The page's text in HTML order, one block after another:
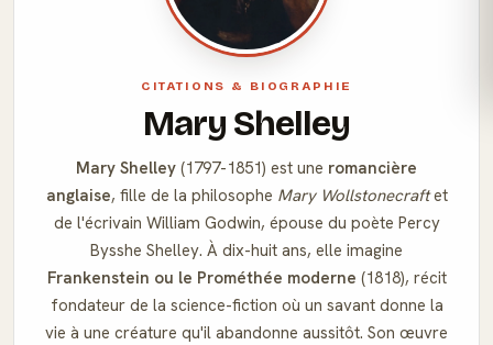
CITATIONS & BIOGRAPHIE
Mary Shelley
Mary Shelley (1797-1851) est une romancière
anglaise, fille de la philosophe Mary Wollstonecraftet
de l'écrivain William Godwin, épouse du poète Percy
Bysshe Shelley. À dix-huit ans, elle imagine
Frankenstein ou le Prométhée moderne (1818), récit
fondateur de la science-fiction où un savant donne la
vie à une créature qu'il abandonne aussitôt. Son œuvre